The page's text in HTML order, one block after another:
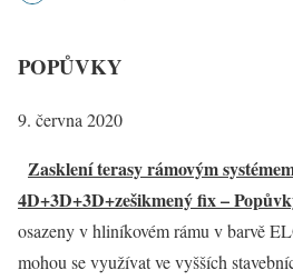
POPŮVKY
9. června 2020
Zasklení terasy rámovým
4D+3D+3D+zešikmený fix –
osazeny v hliníkovém rámu v barvě
mohou se využívat ve vyšších